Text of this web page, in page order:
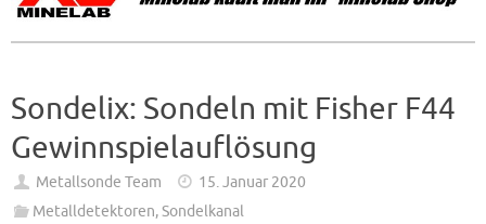
Sondelix: Sondeln mit Fisher F44
Gewinnspielauflösung
Metallsonde Team
15. Januar 2020
Metalldetektoren,Sondelkanal